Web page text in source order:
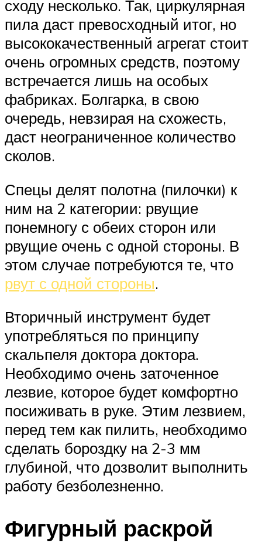
сходу несколько. Так, циркулярная
пила даст превосходный итог, но
высококачественный агрегат стоит
очень огромных средств, поэтому
встречается лишь на особых
фабриках. Болгарка, в свою
очередь, невзирая на схожесть,
даст неограниченное количество
сколов.
Спецы делят полотна (пилочки) к
ним на 2 категории: рвущие
понемногу с обеих сторон или
рвущие очень с одной стороны. В
этом случае потребуются те, что
рвут с одной стороны.
Вторичный инструмент будет
употребляться по принципу
скальпеля доктора доктора.
Необходимо очень заточенное
лезвие, которое будет комфортно
посиживать в руке. Этим лезвием,
перед тем как пилить, необходимо
сделать бороздку на 2-3 мм
глубиной, что дозволит выполнить
работу безболезненно.
Фигурный раскрой